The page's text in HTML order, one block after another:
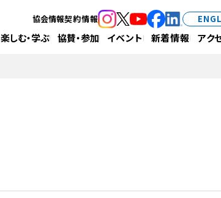
楽しむ・学ぶ 協賛・参加 イベント 新着情報 アク
協会情報契約情報
（新規タブで開きます）
（新規タブで開きます）
（新規タブで開きます
（新規タブで開き
（新規タブで